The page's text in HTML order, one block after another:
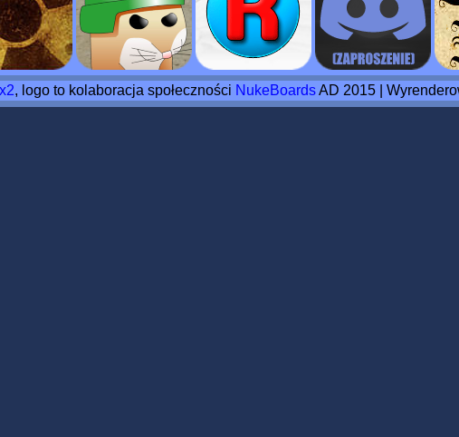
, logo to kolaboracja społeczności NukeBoardsAD 2015 |